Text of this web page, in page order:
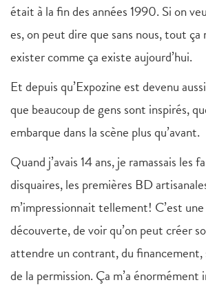
était à la fin des années 1990. Si on
es, on peut dire que sans nous, tout ça
exister comme ça existe aujourd’hui.
Et depuis qu’Expozine est devenu
que beaucoup de gens sont inspirés,
embarque dans la scène plus qu’avant.
Quand j’avais 14 ans, je ramassais les
disquaires, les premières BD
m’impressionnait tellement! C’est
découverte, de voir qu’on peut créer
attendre un contrant, du financement,
de la permission. Ça m’a énormément